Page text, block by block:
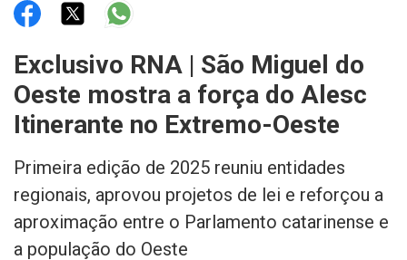
RNA
NOTÍCIAS
SERVIÇOS
INTEGRIDADE
Exclusivo RNA | São Miguel do
Oeste mostra a força do Alesc
Itinerante no Extremo-Oeste
Primeira edição de 2025 reuniu entidades
regionais, aprovou projetos de lei e reforçou a
aproximação entre o Parlamento catarinense e
a população do Oeste